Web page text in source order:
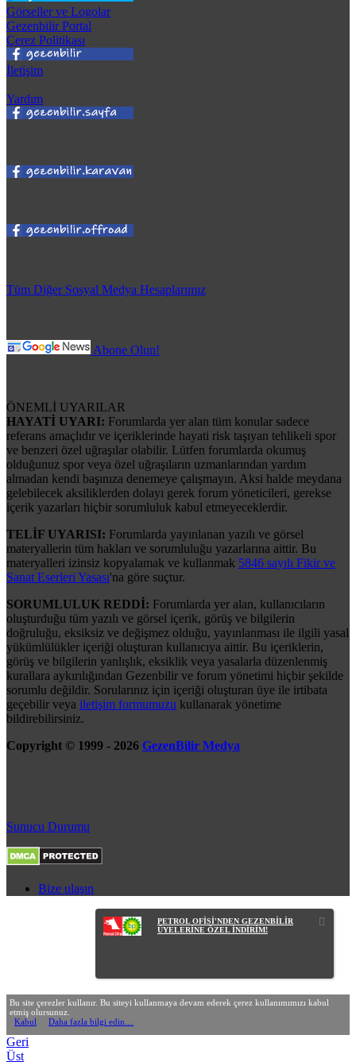
Görseller ve Logolar
Gezenbilir Portal
Çerez Politikası
İletişim
Yardım
Tüm Diğer Sosyal Medya Hesaplarımız
Abone Olun!
ÖNEMLİ UYARILAR
HAYATİ UYARI: Forumlarda yer alan tüm konular sadece
referans amaçlıdır ve içeriklerinde hayati risk taşıyan tehlikeli spor
ve benzeri özel uğraşılar olabilir. Lütfen forumlarda okumuş
olduğunuz spor veya özel uğraşıların uzmanlarından yardım
almadan kendi başınıza denemeye çalışmayın. Aksi halde meydana
gelebilecek aksiliklerden dolayı gerek forum yöneticileri, gerekse
içerik yazarları hiçbir sorumluluk kabul etmeyeceklerdir.
TELİF UYARISI: Forumlarda yayınlanan yazılı ve görsel
materyallerin tüm hakları ve sorumluluğu yazarlarına aittir. Bu
materyalleri izinsiz kopyalamak ve kullanmak 5846 sayılı Fikir ve
Sanat Eserleri Yasası'na göre suçtur.
SORUMLULUK REDDİ: Forumlarda yer alan, kullanıcıların
oluşturduğu tüm yazılı ve görsel içerik, görüş ve bilgilerin
doğruluğu, eksiksiz ve değişmez olduğu, yayınlanması ile ilgili yasal
yükümlülükler içeriği oluşturan kullanıcıya aittir. Bu içeriklerin,
görüş ve bilgilerin yanlışlık, eksiklik veya yasalarla düzenlenmiş
kurallara aykırılığından Gezenbilir ve forum yönetimi hiçbir şekilde
sorumlu değildir. Sorularınız için içeriği oluşturan üye ile irtibata
geçebilir veya iletişim formumuzu kullanarak yönetime
bildirebilirsiniz.
Copyright © 1999 - 2026 GezenBilir Medya
Sunucu Durumu
Bize ulaşın
PETROL OFİSİ'NDEN GEZENBİLİR
ÜYELERİNE ÖZEL İNDİRİM!
Bu site çerezler kullanır. Bu siteyi kullanmaya devam ederek çerez kullanımımızı kabul
etmiş olursunuz.
Kabul
Daha fazla bilgi edin…
Geri
Üst